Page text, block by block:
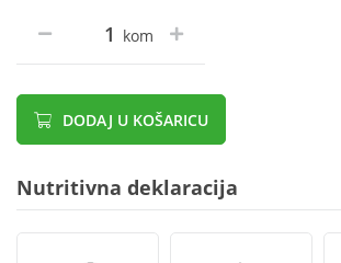
kom
DODAJ U KOŠARICU
Nutritivna deklaracija